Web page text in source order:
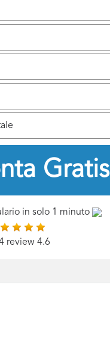
Gratis
in solo 1 minuto
review 4.6